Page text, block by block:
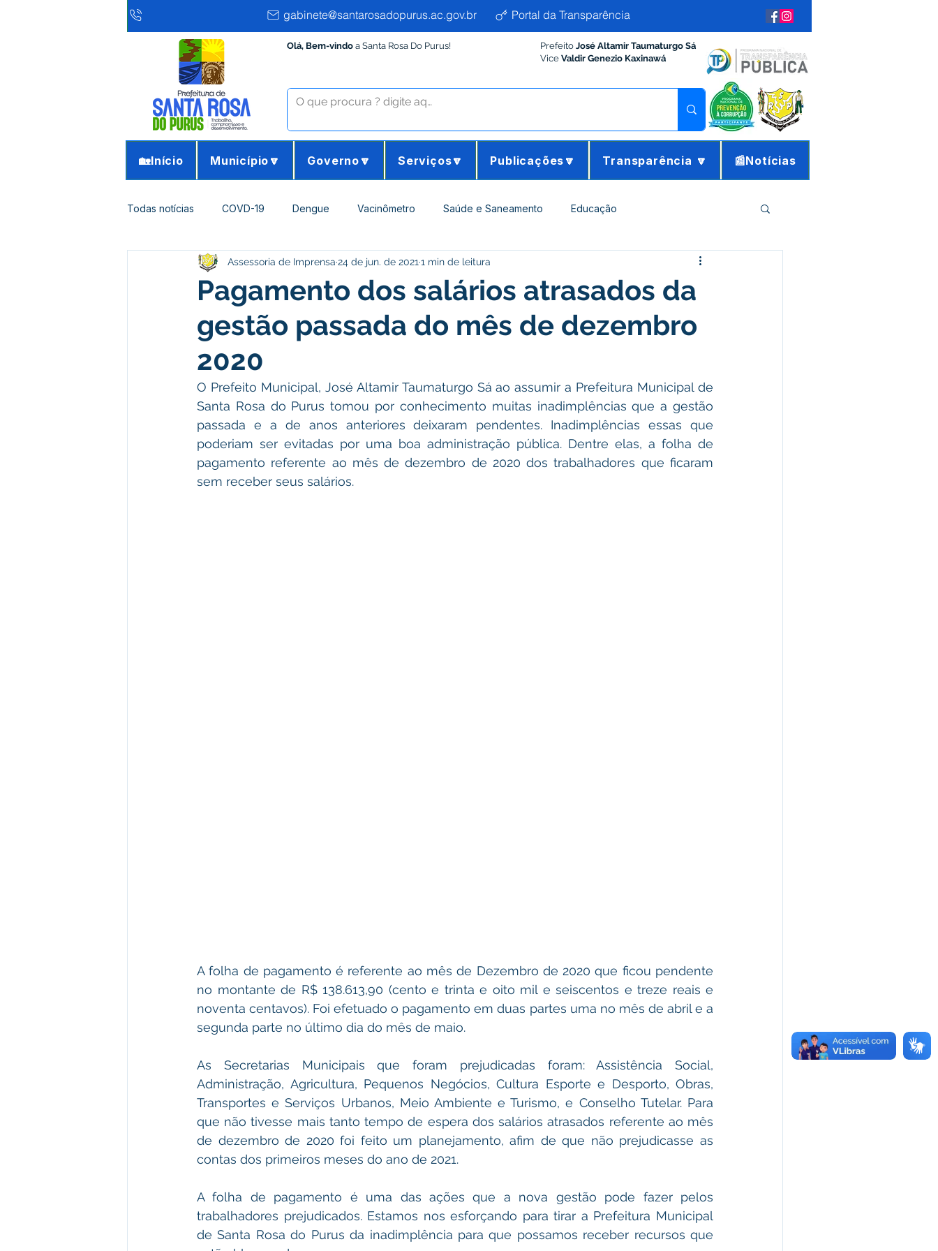
gabinete@santarosadopurus.ac.gov.br Portal da Transparência
Olá, Bem-vindo a Santa Rosa Do Purus! Prefeito José Altamir Taumaturgo Sá
Vice Valdir Genezio Kaxinawá
🏡Início Município🔽 Governo🔽 Serviços🔽 Publicações🔽 Transparência 🔽 📰Notícias
Todas notícias COVD-19 Dengue Vacinômetro Saúde e Saneamento Educação
Infraestrutura e Obras Agricultura e Meio Ambiente Desporto Cultura e Lazer Administração e Finanças
Institucional e Governo Políticas Públicas Nota de Pesar Campanhas Datas Comemorativas
Campanhas Campanhas Memória e Cultura
Pagamento dos salários atrasados da
gestão passada do mês de dezembro
2020
Assessoria de Imprensa 24 de jun. de 2021 1 min de leitura
O Prefeito Municipal, José Altamir Taumaturgo Sá ao assumir a Prefeitura Municipal de
Santa Rosa do Purus tomou por conhecimento muitas inadimplências que a gestão
passada e a de anos anteriores deixaram pendentes. Inadimplências essas que
poderiam ser evitadas por uma boa administração pública. Dentre elas, a folha de
pagamento referente ao mês de dezembro de 2020 dos trabalhadores que ficaram
sem receber seus salários.
A folha de pagamento é referente ao mês de Dezembro de 2020 que ficou pendente
no montante de R$ 138.613,90 (cento e trinta e oito mil e seiscentos e treze reais e
noventa centavos). Foi efetuado o pagamento em duas partes uma no mês de abril e a
segunda parte no último dia do mês de maio.
As Secretarias Municipais que foram prejudicadas foram: Assistência Social,
Administração, Agricultura, Pequenos Negócios, Cultura Esporte e Desporto, Obras,
Transportes e Serviços Urbanos, Meio Ambiente e Turismo, e Conselho Tutelar. Para
que não tivesse mais tanto tempo de espera dos salários atrasados referente ao mês
de dezembro de 2020 foi feito um planejamento, afim de que não prejudicasse as
contas dos primeiros meses do ano de 2021.
A folha de pagamento é uma das ações que a nova gestão pode fazer pelos
trabalhadores prejudicados. Estamos nos esforçando para tirar a Prefeitura Municipal
de Santa Rosa do Purus da inadimplência para que possamos receber recursos que